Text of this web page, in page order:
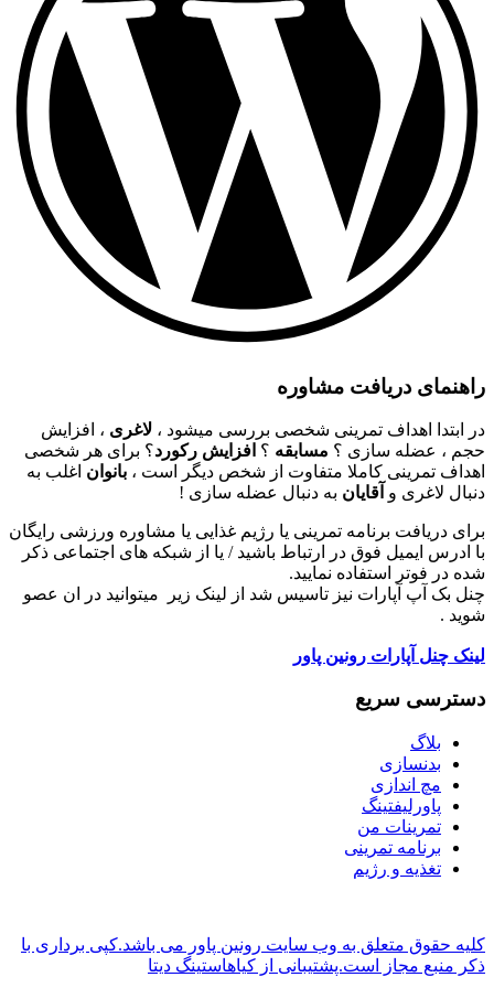
راهنمای دریافت مشاوره
در ابتدا اهداف تمرینی شخصی بررسی میشود ، لاغری ، افزایش
حجم ، عضله سازی ؟ مسابقه ؟ افزایش رکورد؟ برای هر شخصی
اهداف تمرینی کاملا متفاوت از شخص دیگر است ، بانوان اغلب به
دنبال لاغری و آقایان به دنبال عضله سازی !
برای دریافت برنامه تمرینی یا رژیم غذایی یا مشاوره ورزشی رایگان
با ادرس ایمیل فوق در ارتباط باشید / یا از شبکه های اجتماعی ذکر
شده در فوتر استفاده نمایید.
چنل بک آپ آپارات نیز تاسیس شد از لینک زیر میتوانید در ان عصو
شوید .
لینک چنل آپارات رونین پاور
دسترسی سریع
بلاگ
بدنسازی
مچ اندازی
پاورلیفتینگ
تمرینات من
برنامه تمرینی
تغذیه و رژیم
کلیه حقوق متعلق به وب سایت رونین پاور می باشد.کپی برداری با
ذکر منبع مجاز است.پشتیبانی از کیاهاستینگ دیتا